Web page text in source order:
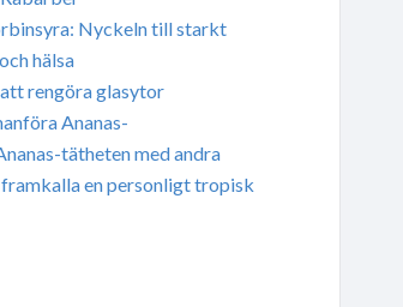
Nyckeln till starkt
hälsa
rengöra glasytor
Ananas-
tätheten med andra
en personligt tropisk